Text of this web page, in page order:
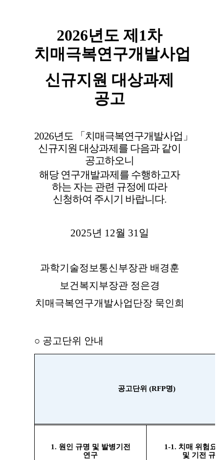
2026년도 제1차
치매극복연구개발사업
신규지원 대상과제
공고
2026년도 「 치매극복연구개발사업 」
신규지원 대상과제를 다음과 같이
공고하오니
해당 연구개발과제를 수행하고자
하는 자는 관련 규정에 따라
신청하여 주시기 바랍니다.
2025년 12월 31일
과학기술정보통신부장관 배경훈
보건복지부장관 정은경
치매극복연구개발사업단장 묵인희
○ 공고단위 안내
공고단위 (RFP명)
1. 원인 규명 및 발병기전
연구
1-1. 치매 위험요
및 기전 규